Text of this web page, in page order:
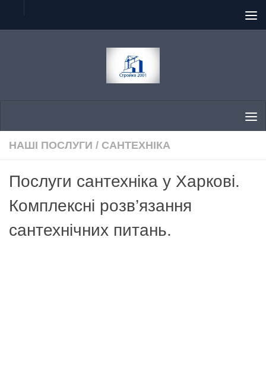
Skip to content
НАШІ ПОСЛУГИ / САНТЕХНІКА
Послуги сантехніка у Харкові.
Комплексні розв’язання
сантехнічних питань.